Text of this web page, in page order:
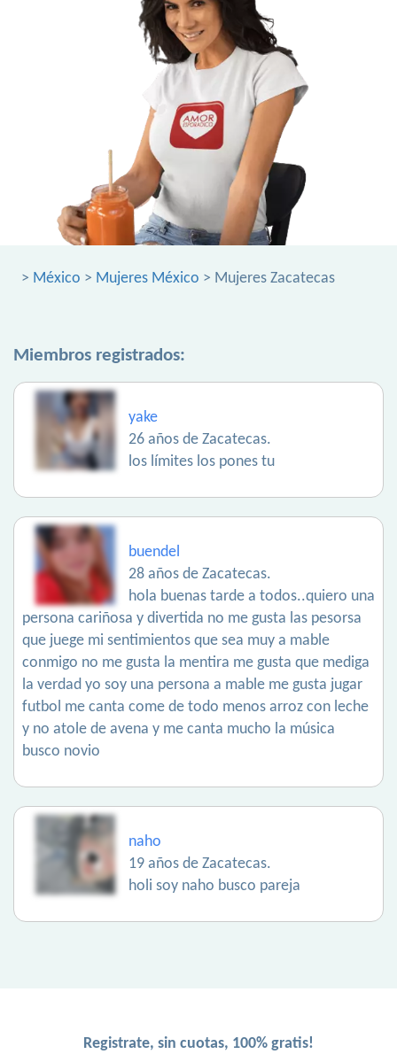
> México > Mujeres México > Mujeres Zacatecas
Miembros registrados:
yake
26 años de Zacatecas.
los límites los pones tu
buendel
28 años de Zacatecas.
hola buenas tarde a todos..quiero una
persona cariñosa y divertida no me gusta las pesorsa
que juege mi sentimientos que sea muy a mable
conmigo no me gusta la mentira me gusta que mediga
la verdad yo soy una persona a mable me gusta jugar
futbol me canta come de todo menos arroz con leche
y no atole de avena y me canta mucho la música
busco novio
naho
19 años de Zacatecas.
holi soy naho busco pareja
Registrate, sin cuotas, 100% gratis!